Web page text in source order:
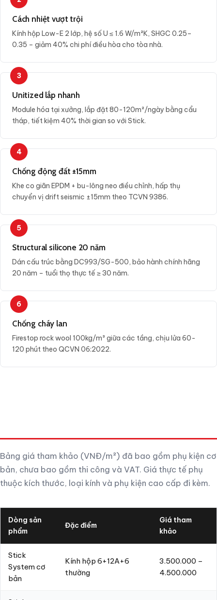
Cách nhiệt vượt trội
Kính hộp Low-E 2 lớp, hệ số U ≤ 1.6 W/m²K, SHGC 0.25–
0.35 – giảm 40% chi phí điều hòa cho tòa nhà.
3
Unitized lắp nhanh
Module hóa tại xưởng, lắp đặt 80-120m²/ngày bằng cẩu
tháp, tiết kiệm 40% thời gian so với Stick.
4
Chống động đất ±15mm
Khe co giãn EPDM + bu-lông neo điều chỉnh, hấp thụ
chuyển vị drift seismic ±15mm theo TCVN 9386.
5
Structural silicone 20 năm
Dán cấu trúc bằng DC993/SG-500, bảo hành chính hãng
20 năm – tuổi thọ thực tế ≥ 30 năm.
6
Chống cháy lan
Firestop rock wool 100kg/m³ giữa các tầng, chịu lửa 60-
120 phút theo QCVN 06:2022.
Bảng giá tham khảo (VNĐ/m²) đã bao gồm phụ kiện cơ
bản, chưa bao gồm thi công và VAT. Giá thực tế phụ
thuộc kích thước, loại kính và phụ kiện cao cấp đi kèm.
Dòng sản
phẩm
Đặc điểm
Giá tham
khảo
Stick
System cơ
bản
Kính hộp 6+12A+6
thường
3.500.000 –
4.500.000